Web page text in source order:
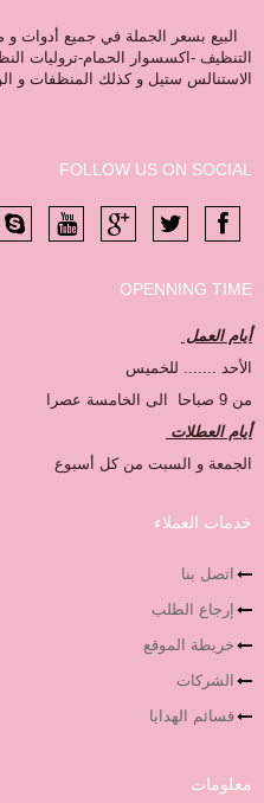
البيع بسعر الجملة في جميع أدوات و
التنظيف -اكسسوار الحمام-تروليات
الاستنالس ستيل و كذلك المنظفات و
FOLLOW US ON SOCIAL
OPENNING TIME
أيام العمل
الأحد ....... للخميس
من 9 صباحا الى الخامسة عصرا
أيام العطلات
الجمعة و السبت من كل أسبوع
خدمات العملاء
اتصل بنا
إرجاع الطلب
خريطة الموقع
الشركات
قسائم الهدايا
معلومات